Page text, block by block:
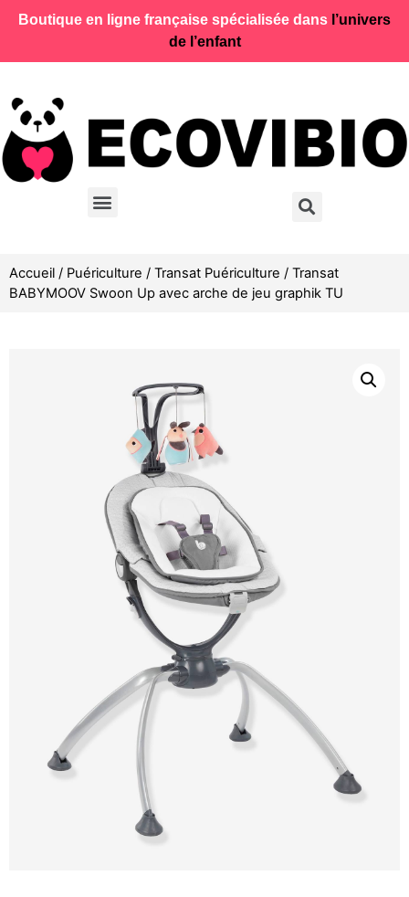
Boutique en ligne française spécialisée dans l’univers
de l’enfant
Accueil / Puériculture / Transat Puériculture / Transat
BABYMOOV Swoon Up avec arche de jeu graphik TU